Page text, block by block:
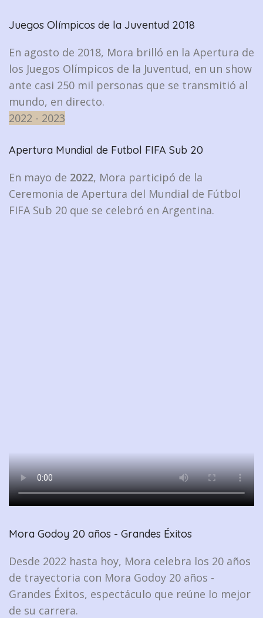
Juegos Olímpicos de la Juventud 2018
En agosto de 2018, Mora brilló en la Apertura de
los Juegos Olímpicos de la Juventud, en un show
ante casi 250 mil personas que se transmitió al
mundo, en directo.
2022 - 2023
Apertura Mundial de Futbol FIFA Sub 20
En mayo de 2022, Mora participó de la
Ceremonia de Apertura del Mundial de Fútbol
FIFA Sub 20 que se celebró en Argentina.
Mora Godoy 20 años - Grandes Éxitos
Desde 2022 hasta hoy, Mora celebra los 20 años
de trayectoria con Mora Godoy 20 años -
Grandes Éxitos, espectáculo que reúne lo mejor
de su carrera.